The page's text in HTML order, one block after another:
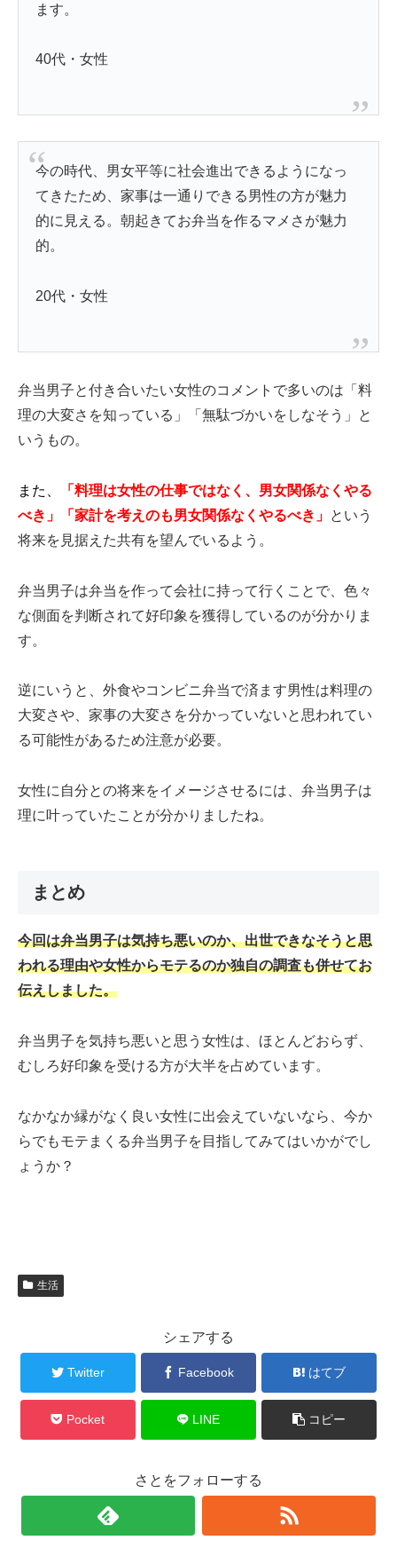
ます。
40代・女性
今の時代、男女平等に社会進出できるようになっ
てきたため、家事は一通りできる男性の方が魅力
的に見える。朝起きてお弁当を作るマメさが魅力
的。
20代・女性
弁当男子と付き合いたい女性のコメントで多いのは「料
理の大変さを知っている」「無駄づかいをしなそう」と
いうもの。
また、
「料理は女性の仕事ではなく、男女関係なくやる
べき」「家計を考えのも男女関係なくやるべき」 という
将来を見据えた共有を望んでいるよう。
弁当男子は弁当を作って会社に持って行くことで、色々
な側面を判断されて好印象を獲得しているのが分かりま
す。
逆にいうと、外食やコンビニ弁当で済ます男性は料理の
大変さや、家事の大変さを分かっていないと思われてい
る可能性があるため注意が必要。
女性に自分との将来をイメージさせるには、弁当男子は
理に叶っていたことが分かりましたね。
まとめ
今回は弁当男子は気持ち悪いのか、出世できなそうと思
われる理由や女性からモテるのか独自の調査も併せてお
伝えしました。
弁当男子を気持ち悪いと思う女性は、ほとんどおらず、
むしろ好印象を受ける方が大半を占めています。
なかなか縁がなく良い女性に出会えていないなら、今か
らでもモテまくる弁当男子を目指してみてはいかがでし
ょうか？
生活
シェアする
Twitter Facebook はてブ
Pocket LINE コピー
さとをフォローする